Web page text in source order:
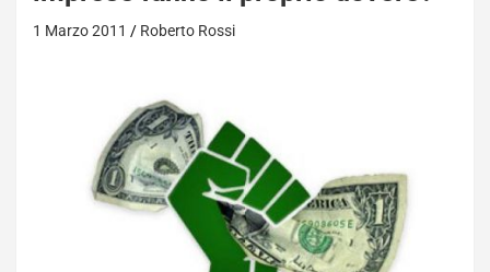
1 Marzo 2011 Roberto Rossi